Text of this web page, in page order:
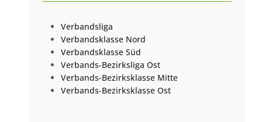
Verbandsliga
Verbandsklasse Nord
Verbandsklasse Süd
Verbands-Bezirksliga Ost
Verbands-Bezirksklasse Mitte
Verbands-Bezirksklasse Ost